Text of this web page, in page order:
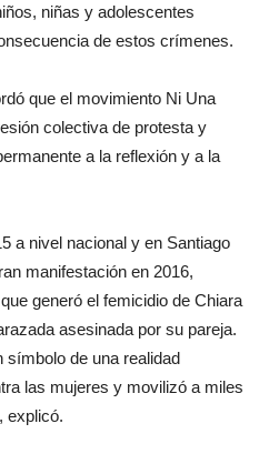
niñas y adolescentes
de estos crímenes.
que el movimiento Ni Una
colectiva de protesta y
a la reflexión y a la
a nivel nacional y en Santiago
manifestación en 2016,
generó el femicidio de Chiara
asesinada por su pareja.
símbolo de una realidad
las mujeres y movilizó a miles
explicó.